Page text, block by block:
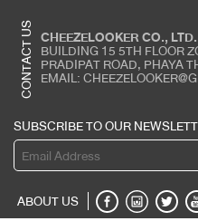
CONTACT US CHEEZELOOKER CO.,
BUILDING 15 5TH FLOOR
PRADIPAT ROAD, PHAYA
EMAIL:
SUBSCRIBE TO OUR
ABOUT US